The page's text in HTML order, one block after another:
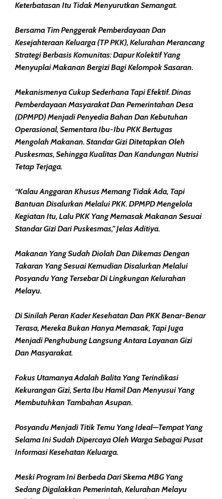
Keterbatasan Itu Tidak Menyurutkan Semangat.
Bersama Tim Penggerak Pemberdayaan Dan
Kesejahteraan Keluarga (TP PKK), Kelurahan Merancang
Strategi Berbasis Komunitas: Dapur Kolektif Yang
Menyuplai Makanan Bergizi Bagi Kelompok Sasaran.
Mekanismenya Cukup Sederhana Tapi Efektif. Dinas
Pemberdayaan Masyarakat Dan Pemerintahan Desa
(DPMPD) Menjadi Penyedia Bahan Dan Kebutuhan
Operasional, Sementara Ibu-Ibu PKK Bertugas
Mengolah Makanan. Standar Gizi Ditetapkan Oleh
Puskesmas, Sehingga Kualitas Dan Kandungan Nutrisi
Tetap Terjaga.
“Kalau Anggaran Khusus Memang Tidak Ada, Tapi
Bantuan Disalurkan Melalui PKK. DPMPD Mengelola
Kegiatan Itu, Lalu PKK Yang Memasak Makanan Sesuai
Standar Gizi Dari Puskesmas,” Jelas Aditiya.
Makanan Yang Sudah Diolah Dan Dikemas Dengan
Takaran Yang Sesuai Kemudian Disalurkan Melalui
Posyandu Yang Tersebar Di Lingkungan Kelurahan
Melayu.
Di Sinilah Peran Kader Kesehatan Dan PKK Benar-Benar
Terasa, Mereka Bukan Hanya Memasak, Tapi Juga
Menjadi Penghubung Langsung Antara Layanan Gizi
Dan Masyarakat.
Fokus Utamanya Adalah Balita Yang Terindikasi
Kekurangan Gizi, Serta Ibu Hamil Dan Menyusui Yang
Membutuhkan Tambahan Asupan.
Posyandu Menjadi Titik Temu Yang Ideal—Tempat Yang
Selama Ini Sudah Dipercaya Oleh Warga Sebagai Pusat
Informasi Kesehatan Keluarga.
Meski Program Ini Berbeda Dari Skema MBG Yang
Sedang Digalakkan Pemerintah, Kelurahan Melayu